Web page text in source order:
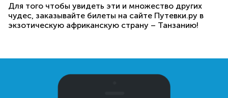
Для того чтобы увидеть эти и множество других
чудес, заказывайте билеты на сайте Путевки.ру в
экзотическую африканскую страну – Танзанию!